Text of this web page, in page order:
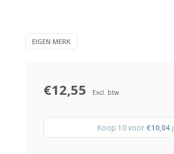
EIGEN MERK
€12,55 Excl. btw
Koop 10 voor €10,04